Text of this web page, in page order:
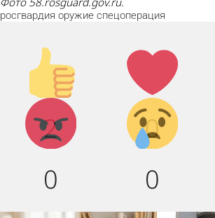
росгвардия оружие спецоперация
Палец
вверх!
2
Лайк!
0
Агрессия!
0
Грусть :
(
0